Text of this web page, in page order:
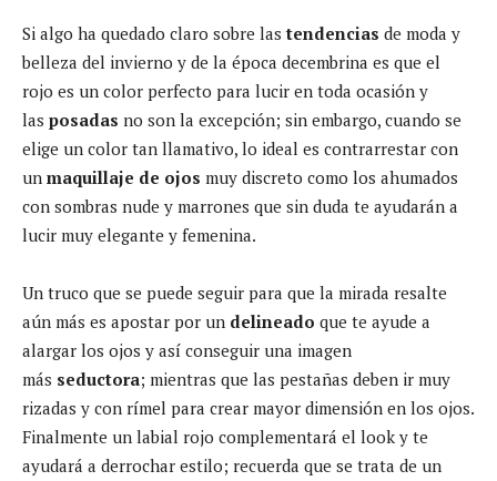
Si algo ha quedado claro sobre lastendencias de moda y
belleza del invierno y de la época decembrina es que el
rojo es un color perfecto para lucir en toda ocasión y
las posadas no son la excepción; sin embargo, cuando se
elige un color tan llamativo, lo ideal es contrarrestar con
un maquillaje de ojos muy discreto como los ahumados
con sombras nude y marrones que sin duda te ayudarán a
lucir muy elegante y femenina.
Un truco que se puede seguir para que la mirada resalte
aún más es apostar por un delineado que te ayude a
alargar los ojos y así conseguir una imagen
más seductora; mientras que las pestañas deben ir muy
rizadas y con rímel para crear mayor dimensión en los ojos.
Finalmente un labial rojo complementará el look y te
ayudará a derrochar estilo; recuerda que se trata de un